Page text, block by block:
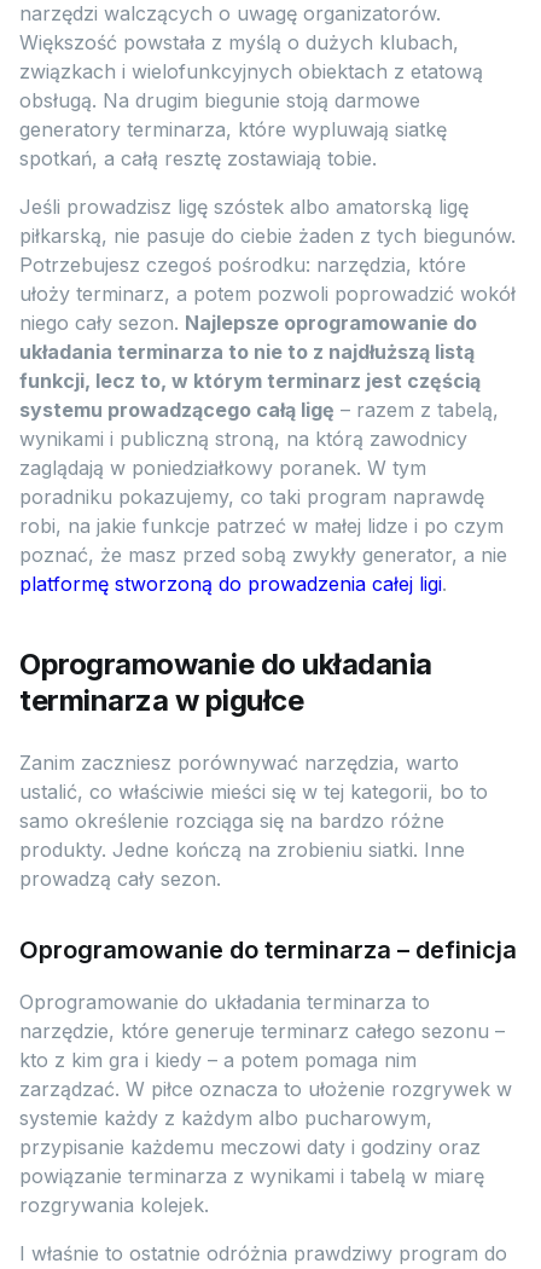
narzędzi walczących o uwagę organizatorów.
Większość powstała z myślą o dużych klubach,
związkach i wielofunkcyjnych obiektach z etatową
obsługą. Na drugim biegunie stoją darmowe
generatory terminarza, które wypluwają siatkę
spotkań, a całą resztę zostawiają tobie.
Jeśli prowadzisz ligę szóstek albo amatorską ligę
piłkarską, nie pasuje do ciebie żaden z tych biegunów.
Potrzebujesz czegoś pośrodku: narzędzia, które
ułoży terminarz, a potem pozwoli poprowadzić wokół
niego cały sezon. Najlepsze oprogramowanie do
układania terminarza to nie to z najdłuższą listą
funkcji, lecz to, w którym terminarz jest częścią
systemu prowadzącego całą ligę – razem z tabelą,
wynikami i publiczną stroną, na którą zawodnicy
zaglądają w poniedziałkowy poranek. W tym
poradniku pokazujemy, co taki program naprawdę
robi, na jakie funkcje patrzeć w małej lidze i po czym
poznać, że masz przed sobą zwykły generator, a nie
platformę stworzoną do prowadzenia całej ligi.
Oprogramowanie do układania
terminarza w pigułce
Zanim zaczniesz porównywać narzędzia, warto
ustalić, co właściwie mieści się w tej kategorii, bo to
samo określenie rozciąga się na bardzo różne
produkty. Jedne kończą na zrobieniu siatki. Inne
prowadzą cały sezon.
Oprogramowanie do terminarza – definicja
Oprogramowanie do układania terminarza to
narzędzie, które generuje terminarz całego sezonu –
kto z kim gra i kiedy – a potem pomaga nim
zarządzać. W piłce oznacza to ułożenie rozgrywek w
systemie każdy z każdym albo pucharowym,
przypisanie każdemu meczowi daty i godziny oraz
powiązanie terminarza z wynikami i tabelą w miarę
rozgrywania kolejek.
I właśnie to ostatnie odróżnia prawdziwy program do